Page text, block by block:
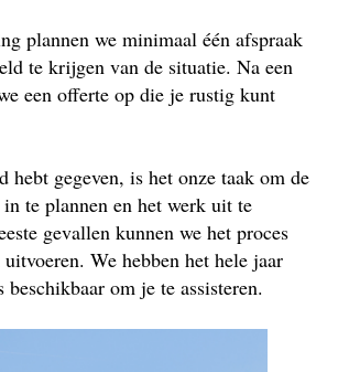
plannen we minimaal één afspraak
te krijgen van de situatie. Na een
een offerte op die je rustig kunt
hebt gegeven, is het onze taak om de
in te plannen en het werk uit te
gevallen kunnen we het proces
We hebben het hele jaar
beschikbaar om je te assisteren.